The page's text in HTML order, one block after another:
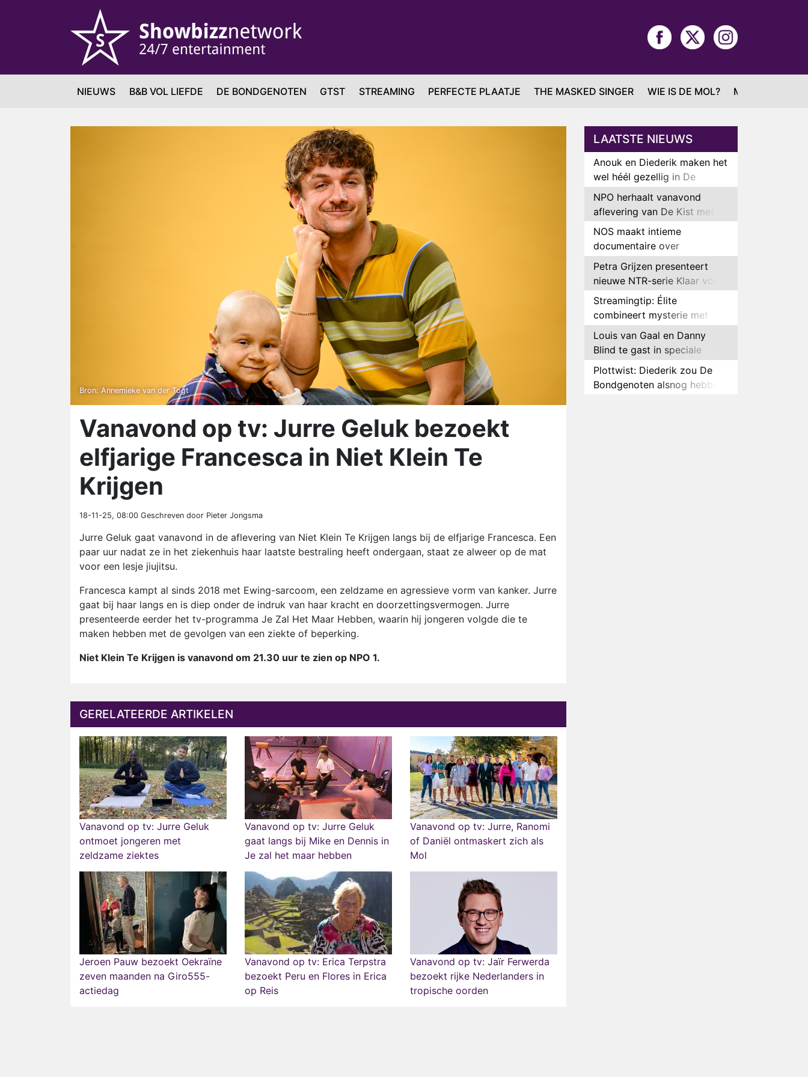
NIEUWS B&B VOL LIEFDE DE BONDGENOTEN GTST STREAMING PERFECTE PLAATJE THE MASKED SINGER WIE IS DE MOL? MAFS
Bron: Annemieke van der Togt
Vanavond op tv: Jurre Geluk bezoekt
elfjarige Francesca in Niet Klein Te
Krijgen
18-11-25, 08:00 Geschreven door Pieter Jongsma
Jurre Geluk gaat vanavond in de aflevering van Niet Klein Te Krijgen langs bij de elfjarige Francesca. Een
paar uur nadat ze in het ziekenhuis haar laatste bestraling heeft ondergaan, staat ze alweer op de mat
voor een lesje jiujitsu.
Francesca kampt al sinds 2018 met Ewing-sarcoom, een zeldzame en agressieve vorm van kanker. Jurre
gaat bij haar langs en is diep onder de indruk van haar kracht en doorzettingsvermogen. Jurre
presenteerde eerder het tv-programma Je Zal Het Maar Hebben, waarin hij jongeren volgde die te
maken hebben met de gevolgen van een ziekte of beperking.
Niet Klein Te Krijgen is vanavond om 21.30 uur te zien op NPO 1.
GERELATEERDE ARTIKELEN
Vanavond op tv: Jurre Geluk
ontmoet jongeren met
zeldzame ziektes
Vanavond op tv: Jurre Geluk
gaat langs bij Mike en Dennis in
Je zal het maar hebben
Vanavond op tv: Jurre, Ranomi
of Daniël ontmaskert zich als
Mol
Jeroen Pauw bezoekt Oekraïne
zeven maanden na Giro555-
actiedag
Vanavond op tv: Erica Terpstra
bezoekt Peru en Flores in Erica
op Reis
Vanavond op tv: Jaïr Ferwerda
bezoekt rijke Nederlanders in
tropische oorden
LAATSTE NIEUWS
Anouk en Diederik maken het
wel héél gezellig in De
Bondgenoten
NPO herhaalt vanavond
aflevering van De Kist met
Peter Faber
NOS maakt intieme
documentaire over
hockeyster Yibbi Jansen
Petra Grijzen presenteert
nieuwe NTR-serie Klaar voor
de oorlog
Streamingtip: Élite
combineert mysterie met
romantie
Louis van Gaal en Danny
Blind te gast in speciale
aflevering van Tussen de
Palen
Plottwist: Diederik zou De
Bondgenoten alsnog hebben